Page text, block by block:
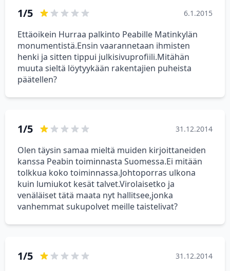
1/5 6.1.2015
Ettäoikein Hurraa palkinto Peabille Matinkylän
monumentistä.Ensin vaarannetaan ihmisten
henki ja sitten tippui julkisivuprofiili.Mitähän
muuta sieltä löytyykään rakentajien puheista
päätellen?
1/5 31.12.2014
Olen täysin samaa mieltä muiden kirjoittaneiden
kanssa Peabin toiminnasta Suomessa.Ei mitään
tolkkua koko toiminnassa.Johtoporras ulkona
kuin lumiukot kesät talvet.Virolaisetko ja
venäläiset tätä maata nyt hallitsee,jonka
vanhemmat sukupolvet meille taistelivat?
1/5 31.12.2014